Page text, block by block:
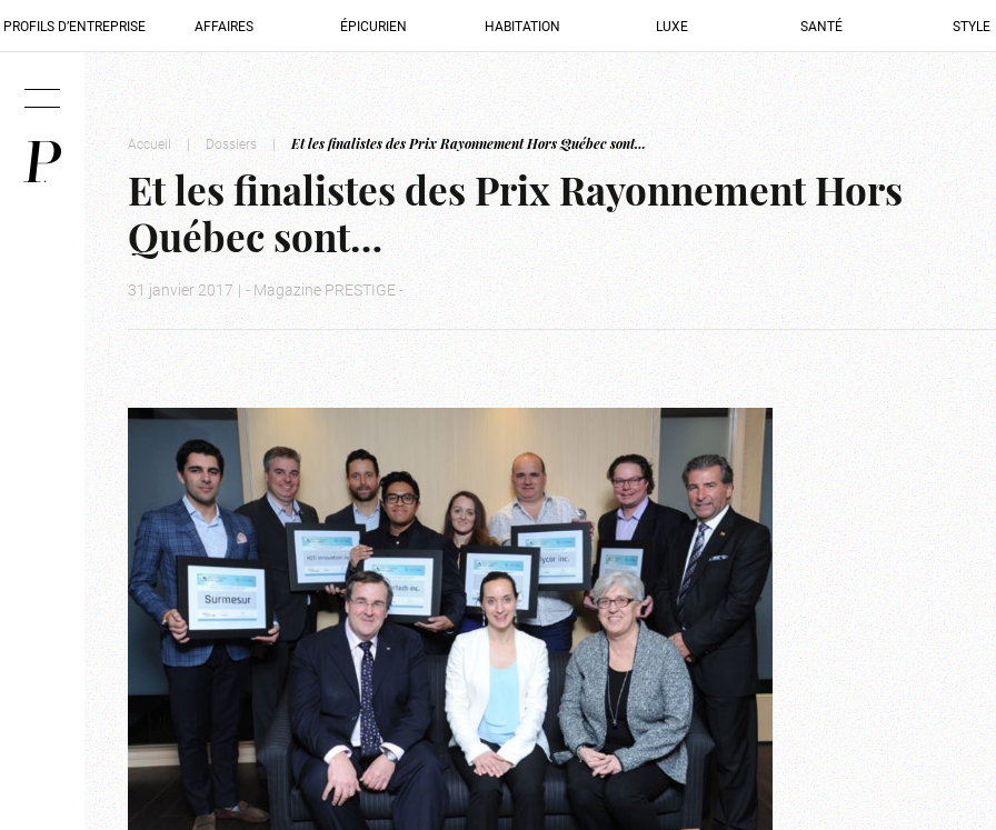
PROFILS D’ENTREPRISE AFFAIRES ÉPICURIEN HABITATION LUXE SANTÉ STYLE
Accueil | Dossiers | Et les finalistes des Prix Rayonnement Hors Québec sont…
Et les finalistes des Prix Rayonnement Hors
Québec sont…
31 janvier 2017 | - Magazine PRESTIGE -